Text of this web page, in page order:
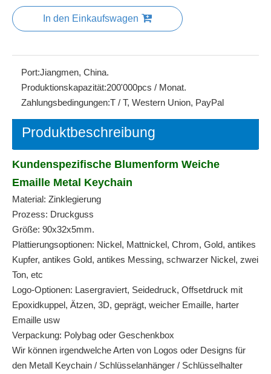
In den Einkaufswagen
Port:Jiangmen, China.
Produktionskapazität:200'000pcs / Monat.
Zahlungsbedingungen:T / T, Western Union, PayPal
Produktbeschreibung
Kundenspezifische Blumenform Weiche
Emaille Metal Keychain
Material: Zinklegierung
Prozess: Druckguss
Größe: 90x32x5mm.
Plattierungsoptionen: Nickel, Mattnickel, Chrom, Gold, antikes
Kupfer, antikes Gold, antikes Messing, schwarzer Nickel, zwei
Ton, etc
Logo-Optionen: Lasergraviert, Seidedruck, Offsetdruck mit
Epoxidkuppel, Ätzen, 3D, geprägt, weicher Emaille, harter
Emaille usw
Verpackung: Polybag oder Geschenkbox
Wir können irgendwelche Arten von Logos oder Designs für
den Metall Keychain / Schlüsselanhänger / Schlüsselhalter